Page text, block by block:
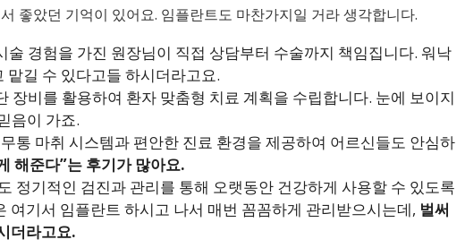
좋았던 기억이 있어요. 임플란트도 마찬가지일 거라 생각합니다.
술 경험을 가진 원장님이 직접 상담부터 수술까지 책임집니다. 워낙
길 수 있다고들 하시더라고요.
장비를 활용하여 환자 맞춤형 치료 계획을 수립합니다. 눈에 보이지
음이 가죠.
통 마취 시스템과 편안한 진료 환경을 제공하여 어르신들도 안심하
해준다”는 후기가 많아요.
정기적인 검진과 관리를 통해 오랫동안 건강하게 사용할 수 있도록
여기서 임플란트 하시고 나서 매번 꼼꼼하게 관리받으시는데, 벌써
더라고요.